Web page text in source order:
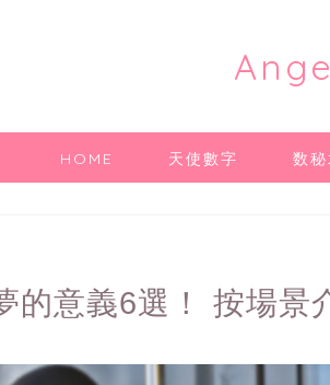
HOME 天使數字 数秘
的意義6選！ 按場景